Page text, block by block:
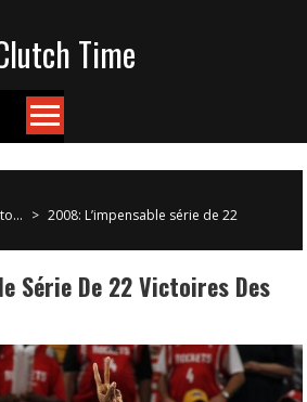
Time
> 2008: L’impensable série de 22
Série De 22 Victoires Des